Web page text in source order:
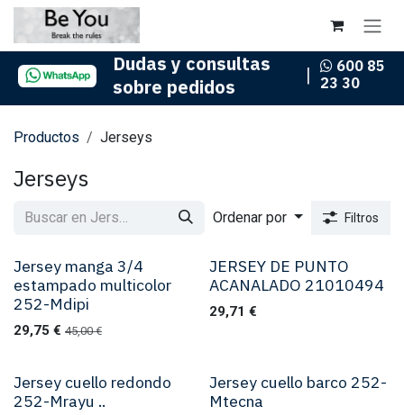
Ir al contenido
Dudas y consultas
sobre pedidos
|
600 85
23 30
Productos Jerseys
Jerseys
Ordenar por Filtros
Jersey manga 3/4
estampado multicolor
252-Mdipi
29,75 € 45,00€
JERSEY DE PUNTO
ACANALADO 21010494
29,71 €
Jersey cuello redondo
252-Mrayu ..
Jersey cuello barco 252-
Mtecna